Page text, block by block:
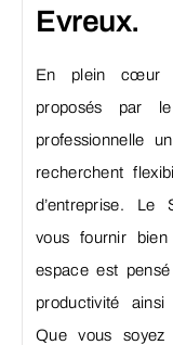
Evreux.
En plein cœur
proposés par
professionnelle
recherchent
d’entreprise.
vous fournir
espace est
productivité
Que vous soyez